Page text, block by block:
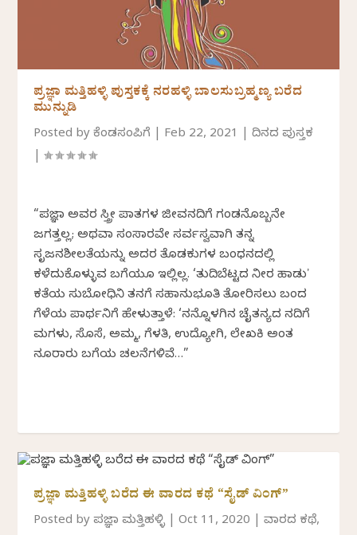
ಪ್ರಜ್ಞಾ ಮತ್ತಿಹಳ್ಳಿ ಪುಸ್ತಕಕ್ಕೆ ನರಹಳ್ಳಿ ಬಾಲಸುಬ್ರಹ್ಮಣ್ಯ ಬರೆದ
ಮುನ್ನುಡಿ
Posted byಕೆಂಡಸಂಪಿಗೆ Feb 22, 2021 |ದಿನದ ಪುಸ್ತಕ
|
“ಪ್ರಜ್ಞಾ ಅವರ ಸ್ತ್ರೀ ಪಾತ್ರಗಳ ಜೀವನದಿಗೆ ಗಂಡನೊಬ್ಬನೇ
ಜಗತ್ತಲ್ಲ; ಅಥವಾ ಸಂಸಾರವೇ ಸರ್ವಸ್ವವಾಗಿ ತನ್ನ
ಸೃಜನಶೀಲತೆಯನ್ನು ಅದರ ತೊಡಕುಗಳ ಬಂಧನದಲ್ಲಿ
ಕಳೆದುಕೊಳ್ಳುವ ಬಗೆಯೂ ಇಲ್ಲಿಲ್ಲ. ‘ತುದಿಬೆಟ್ಟದ ನೀರ ಹಾಡುʼ
ಕತೆಯ ಸುಬೋಧಿನಿ ತನಗೆ ಸಹಾನುಭೂತಿ ತೋರಿಸಲು ಬಂದ
ಗೆಳೆಯ ಪಾರ್ಥನಿಗೆ ಹೇಳುತ್ತಾಳೆ: ‘ನನ್ನೊಳಗಿನ ಚೈತನ್ಯದ ನದಿಗೆ
ಮಗಳು, ಸೊಸೆ, ಅಮ್ಮ, ಗೆಳತಿ, ಉದ್ಯೋಗಿ, ಲೇಖಕಿ ಅಂತ
ನೂರಾರು ಬಗೆಯ ಚಲನೆಗಳಿವೆ…”
ಪ್ರಜ್ಞಾ ಮತ್ತಿಹಳ್ಳಿ ಬರೆದ ಈ ವಾರದ ಕಥೆ “ಸೈಡ್ ವಿಂಗ್”
Posted byಪ್ರಜ್ಞಾ ಮತ್ತಿಹಳ್ಳಿ |Oct 11, 2020 |ವಾರದ ಕಥೆ,